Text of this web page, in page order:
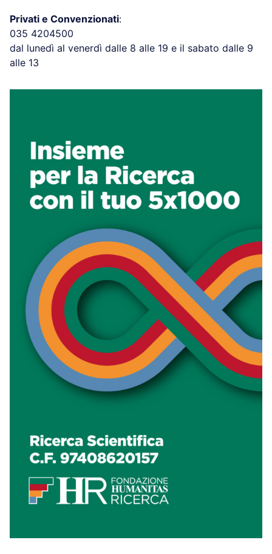
Privati e Convenzionati:
035 4204500
dal lunedì al venerdì dalle 8 alle 19 e il sabato dalle 9
alle 13